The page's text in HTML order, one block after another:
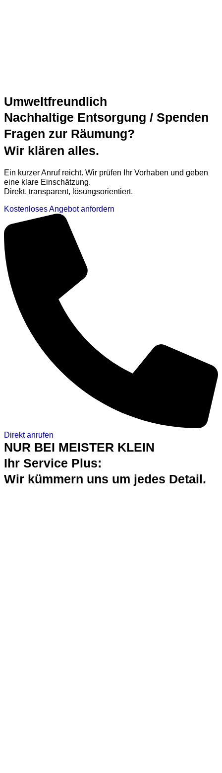
Umweltfreundlich
Nachhaltige Entsorgung / Spenden
Fragen zur Räumung?
Wir klären alles.
Ein kurzer Anruf reicht. Wir prüfen Ihr Vorhaben und geben
eine klare Einschätzung.
Direkt, transparent, lösungsorientiert.
Kostenloses Angebot anfordern
Direkt anrufen
NUR BEI MEISTER KLEIN
Ihr Service Plus:
Wir kümmern uns um jedes Detail.